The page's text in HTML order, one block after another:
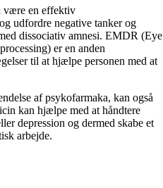
være en effektiv
udfordre negative tanker og
dissociativ amnesi. EMDR (Eye
er en anden
til at hjælpe personen med at
af psykofarmaka, kan også
kan hjælpe med at håndtere
depression og dermed skabe et
arbejde.